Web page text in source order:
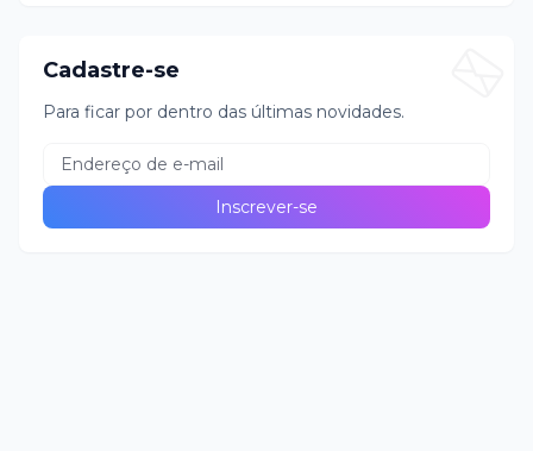
Cadastre-se
Para ficar por dentro das últimas novidades.